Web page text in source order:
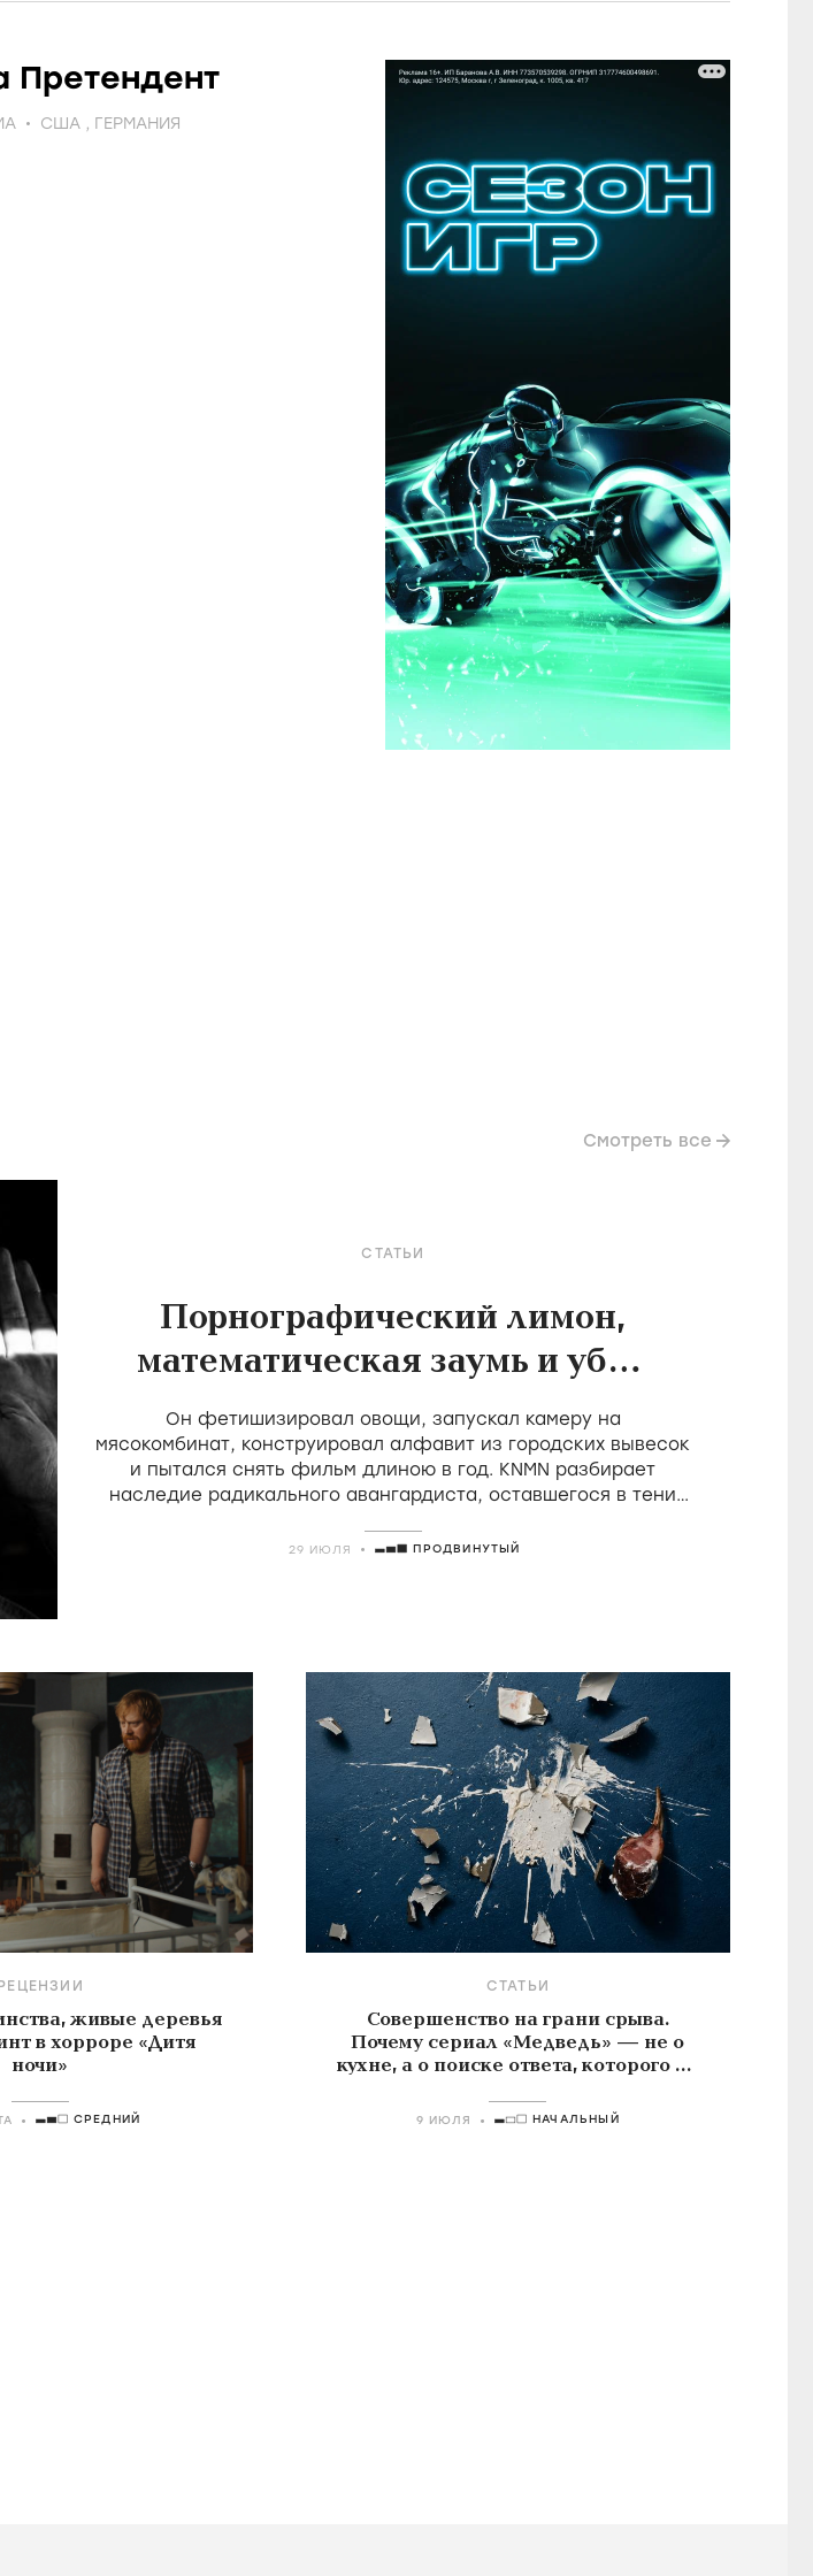
США , ГЕРМАНИЯ
Смотреть все
СТАТЬИ
Порнографический лимон,
математическая заумь и убой
скота в фильмах Холлиса
Фрэмптона
Он фетишизировал овощи, запускал камеру на
мясокомбинат, конструировал алфавит из городских вывесок
и пытался снять фильм длиною в год. KNMN разбирает
наследие радикального авангардиста, оставшегося в тени
29 ИЮЛЯ ПРОДВИНУТЫЙ
РЕЦЕНЗИИ
живые деревья
в хорроре «Дитя
ночи»
СРЕДНИЙ
СТАТЬИ
Совершенство на грани срыва.
Почему сериал «Медведь» — не о
кухне, а о поиске ответа, которого не
9 ИЮЛЯ НАЧАЛЬНЫЙ